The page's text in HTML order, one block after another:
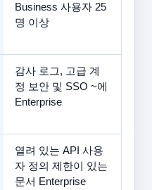
Business 사용자 25
명 이상
감사 로그, 고급 계
정 보안 및 SSO ~에
Enterprise
열려 있는 API 사용
자 정의 제한이 있는
문서 Enterprise